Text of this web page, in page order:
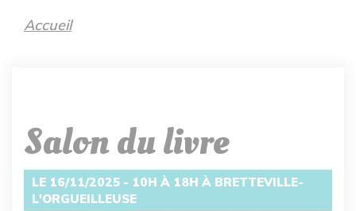
Accueil
Salon du livre
LE 16/11/2025 - 10H À 18H À BRETTEVILLE-
L'ORGUEILLEUSE